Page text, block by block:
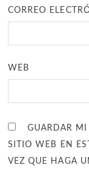
CORREO
WEB
GUARDAR MI
SITIO WEB EN
VEZ QUE HAGA